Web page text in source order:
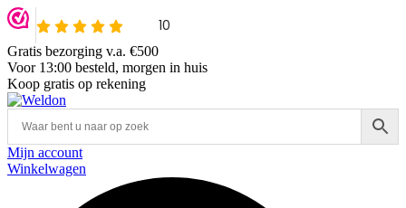
Gratis bezorging v.a. €500
Voor 13:00 besteld, morgen in huis
Koop gratis op rekening
Mijn account
Winkelwagen